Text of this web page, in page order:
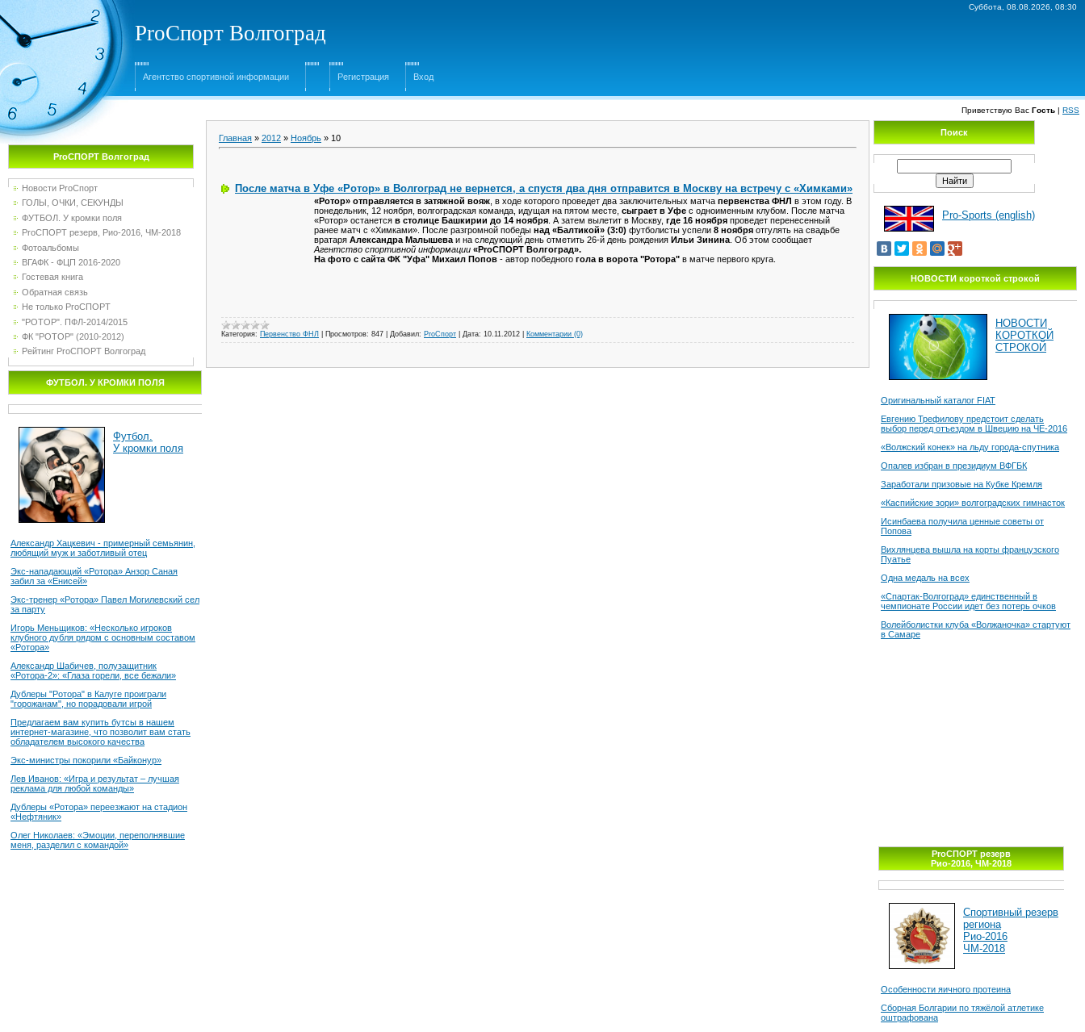
Суббота, 08.08.2026, 08:30
ProСпорт Волгоград
Агентство спортивной информации Регистрация Вход
Приветствую Вас Гость | RSS
ProСПОРТ Волгоград
Новости ProСпорт
ГОЛЫ, ОЧКИ, СЕКУНДЫ
ФУТБОЛ. У кромки поля
ProСПОРТ резерв, Рио-2016, ЧМ-2018
Фотоальбомы
ВГАФК - ФЦП 2016-2020
Гостевая книга
Обратная связь
Не только ProСПОРТ
"РОТОР". ПФЛ-2014/2015
ФК "РОТОР" (2010-2012)
Рейтинг ProСПОРТ Волгоград
ФУТБОЛ. У КРОМКИ ПОЛЯ
Футбол.
У кромки поля
Александр Хацкевич - примерный семьянин,
любящий муж и заботливый отец
Экс-нападающий «Ротора» Анзор Саная
забил за «Енисей»
Экс-тренер «Ротора» Павел Могилевский сел
за парту
Игорь Меньщиков: «Несколько игроков
клубного дубля рядом с основным составом
«Ротора»
Александр Шабичев, полузащитник
«Ротора-2»: «Глаза горели, все бежали»
Дублеры "Ротора" в Калуге проиграли
"горожанам", но порадовали игрой
Предлагаем вам купить бутсы в нашем
интернет-магазине, что позволит вам стать
обладателем высокого качества
Экс-министры покорили «Байконур»
Лев Иванов: «Игра и результат – лучшая
реклама для любой команды»
Дублеры «Ротора» переезжают на стадион
«Нефтяник»
Олег Николаев: «Эмоции, переполнявшие
меня, разделил с командой»
Главная » 2012 » Ноябрь » 10
После матча в Уфе «Ротор» в Волгоград не вернется, а спустя два дня отправится в Москву на встречу с «Химками»
«Ротор» отправляется в затяжной вояж , в ходе которого проведет два заключительных матча первенства ФНЛ в этом году. В
понедельник, 12 ноября, волгоградская команда, идущая на пятом месте, сыграет в Уфе с одноименным клубом. После матча
«Ротор» останется в столице Башкирии до 14 ноября . А затем вылетит в Москву, где 16 ноября проведет перенесенный
ранее матч с «Химками». После разгромной победы над «Балтикой» (3:0) футболисты успели 8 ноября отгулять на свадьбе
вратаря Александра Малышева и на следующий день отметить 26-й день рождения Ильи Зинина . Об этом сообщает
Агентство спортивной информации «ProСПОРТ Волгоград».
На фото с сайта ФК "Уфа" Михаил Попов - автор победного гола в ворота "Ротора" в матче первого круга.
Категория: Первенство ФНЛ Просмотров: 847 Добавил: ProСпорт Дата: 10.11.2012 Комментарии (0)
Поиск
Pro-Sports (english)
НОВОСТИ короткой строкой
НОВОСТИ
КОРОТКОЙ
СТРОКОЙ
Оригинальный каталог FIAT
Евгению Трефилову предстоит сделать
выбор перед отъездом в Швецию на ЧЕ-2016
«Волжский конек» на льду города-спутника
Опалев избран в президиум ВФГБК
Заработали призовые на Кубке Кремля
«Каспийские зори» волгоградских гимнасток
Исинбаева получила ценные советы от
Попова
Вихлянцева вышла на корты французского
Пуатье
Одна медаль на всех
«Спартак-Волгоград» единственный в
чемпионате России идет без потерь очков
Волейболистки клуба «Волжаночка» стартуют
в Самаре
ProСПОРТ резерв
Рио-2016, ЧМ-2018
Спортивный резерв
региона
Рио-2016
ЧМ-2018
Особенности яичного протеина
Сборная Болгарии по тяжёлой атлетике
оштрафована